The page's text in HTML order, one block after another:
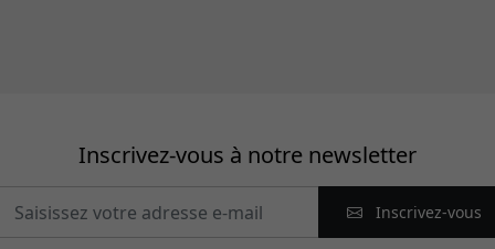
Inscrivez-vous à notre newsletter
Inscrivez-vous